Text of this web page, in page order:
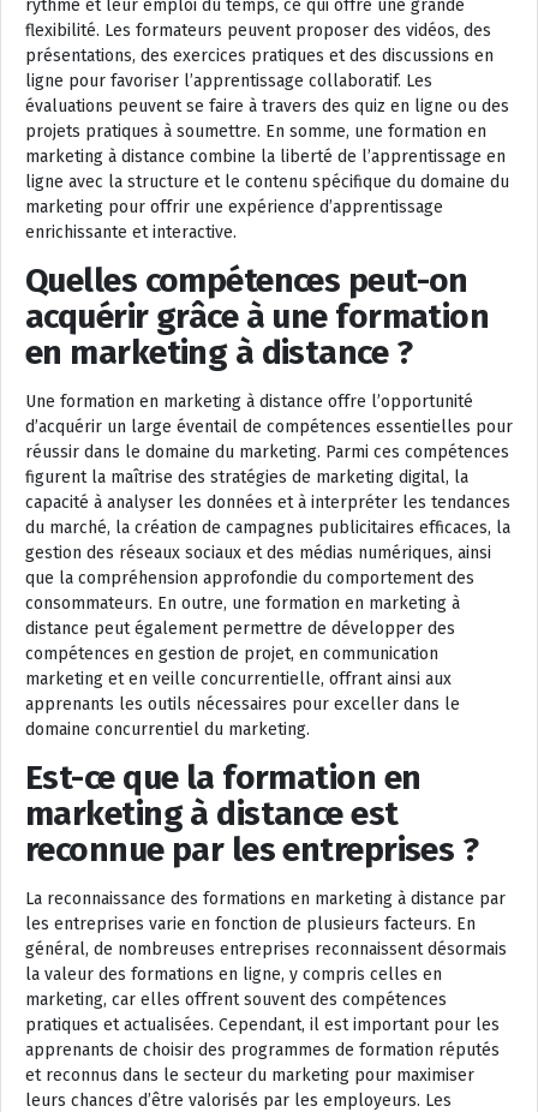
rythme et leur emploi du temps, ce qui offre une grande
flexibilité. Les formateurs peuvent proposer des vidéos, des
présentations, des exercices pratiques et des discussions en
ligne pour favoriser l’apprentissage collaboratif. Les
évaluations peuvent se faire à travers des quiz en ligne ou des
projets pratiques à soumettre. En somme, une formation en
marketing à distance combine la liberté de l’apprentissage en
ligne avec la structure et le contenu spécifique du domaine du
marketing pour offrir une expérience d’apprentissage
enrichissante et interactive.
Quelles compétences peut-on
acquérir grâce à une formation
en marketing à distance ?
Une formation en marketing à distance offre l’opportunité
d’acquérir un large éventail de compétences essentielles pour
réussir dans le domaine du marketing. Parmi ces compétences
figurent la maîtrise des stratégies de marketing digital, la
capacité à analyser les données et à interpréter les tendances
du marché, la création de campagnes publicitaires efficaces, la
gestion des réseaux sociaux et des médias numériques, ainsi
que la compréhension approfondie du comportement des
consommateurs. En outre, une formation en marketing à
distance peut également permettre de développer des
compétences en gestion de projet, en communication
marketing et en veille concurrentielle, offrant ainsi aux
apprenants les outils nécessaires pour exceller dans le
domaine concurrentiel du marketing.
Est-ce que la formation en
marketing à distance est
reconnue par les entreprises ?
La reconnaissance des formations en marketing à distance par
les entreprises varie en fonction de plusieurs facteurs. En
général, de nombreuses entreprises reconnaissent désormais
la valeur des formations en ligne, y compris celles en
marketing, car elles offrent souvent des compétences
pratiques et actualisées. Cependant, il est important pour les
apprenants de choisir des programmes de formation réputés
et reconnus dans le secteur du marketing pour maximiser
leurs chances d’être valorisés par les employeurs. Les